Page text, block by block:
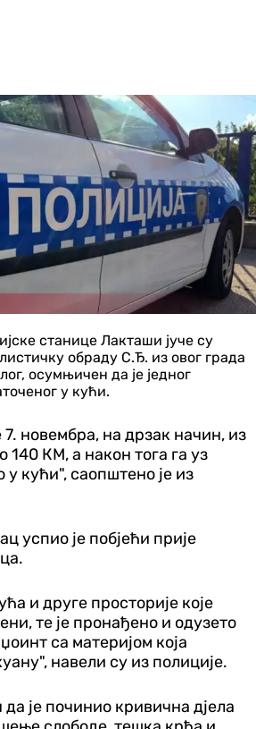
станице Лакташи јуче су
обраду С.Ђ. из овог града
осумњичен да је једног
у кући.
новембра, на дрзак начин, из
140 КМ, а након тога га уз
кући", саопштено је из
успио је побјећи прије
и друге просторије које
те је пронађено и одузето
са материјом која
навели су из полиције.
је починио кривична дјела